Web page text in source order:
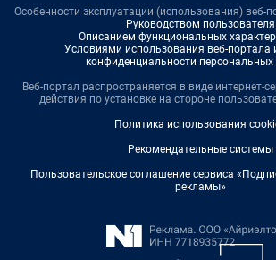
Особенности эксплуатации (использования) веб-
Руководством пользователя
Описанием функциональных
Условиями использования веб-портала
конфиденциальности
Веб-портал распространяется в виде интернет-
действия по установке на стороне
Политика использования
Рекомендательные системы
Пользовательское соглашение сервиса
рекламы»